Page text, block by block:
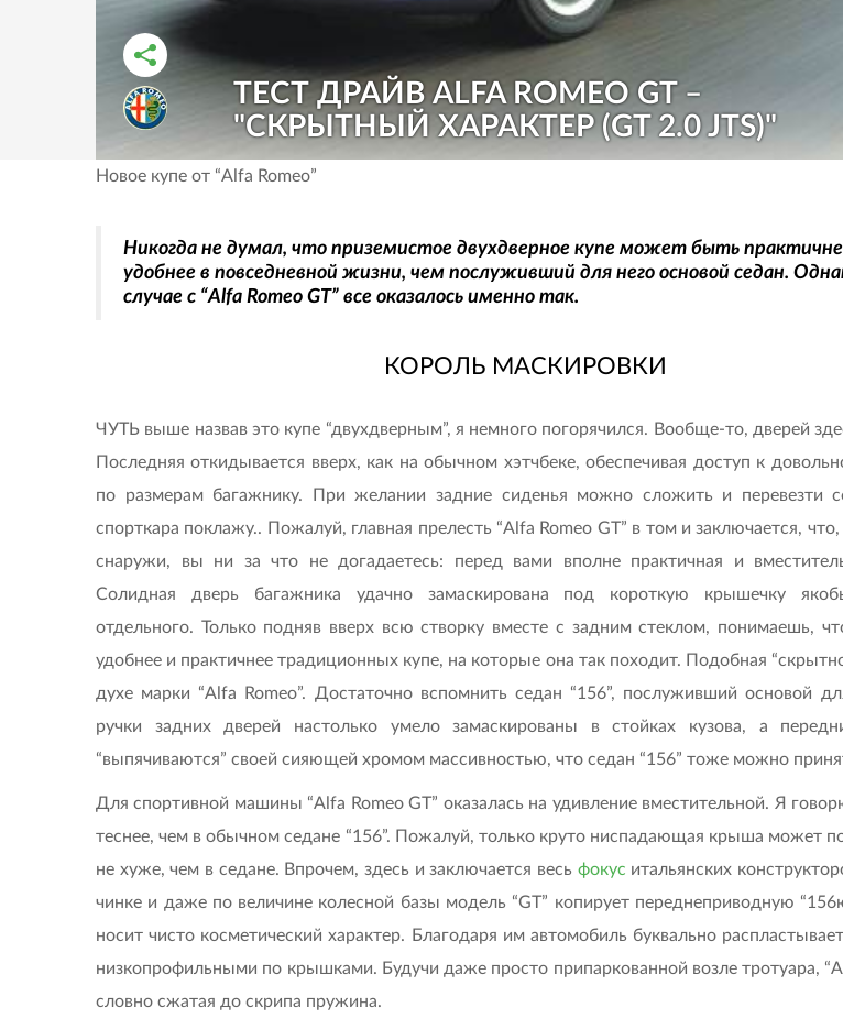
ТЕСТ ДРАЙВ ALFA ROMEO GT –
"СКРЫТНЫЙ ХАРАКТЕР (GT 2.0 JTS)"
РАССКАЗАТЬ ВО ВКОНТАКТЕ
РАССКАЗАТЬ В ОДНОКЛАССНИКАХ
Новое купе от “Alfa Romeo”
Никогда не думал, что приземистое двухдверное купе может быть
удобнее в повседневной жизни, чем послуживший для него основой седан.
случае с “Alfa Romeo GT” все оказалось именно так.
КОРОЛЬ МАСКИРОВКИ
ЧУТЬ выше назвав это купе “двухдверным”, я немного погорячился. Вообще-то, дверей
Последняя откидывается вверх, как на обычном хэтчбеке, обеспечивая доступ к
по размерам багажнику. При желании задние сиденья можно сложить и перевезти
спорткара поклажу.. Пожалуй, главная прелесть “Alfa Romeo GT” в том и заключается, что,
снаружи, вы ни за что не догадаетесь: перед вами вполне практичная и
Солидная дверь багажника удачно замаскирована под короткую крышечку
отдельного. Только подняв вверх всю створку вместе с задним стеклом, понимаешь,
удобнее и практичнее традиционных купе, на которые она так походит. Подобная
духе марки “Alfa Romeo”. Достаточно вспомнить седан “156”, послуживший основой
ручки задних дверей настолько умело замаскированы в стойках кузова, а
“выпячиваются” своей сияющей хромом массивностью, что седан “156” тоже можно
Для спортивной машины “Alfa Romeo GT” оказалась на удивление вместительной. Я
теснее, чем в обычном седане “156”. Пожалуй, только круто ниспадающая крыша может
не хуже, чем в седане. Впрочем, здесь и заключается весь фокус итальянских
чинке и даже по величине колесной базы модель “GT” копирует переднеприводную
носит чисто косметический характер. Благодаря им автомобиль буквально
низкопрофильными по крышками. Будучи даже просто припаркованной возле тротуара,
словно сжатая до скрипа пружина.